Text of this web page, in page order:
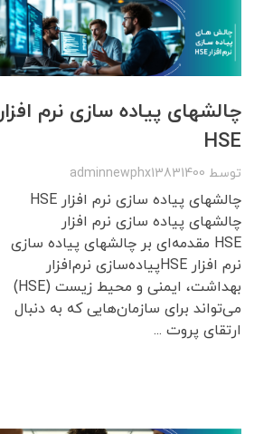
چالشهای پیاده سازی نرم افزار
HSE
توسط adminnewphx13831400
چالشهای پیاده سازی نرم افزار HSE
چالشهای پیاده سازی نرم افزار
HSE مقدمه‌ای بر چالشهای پیاده سازی
نرم افزار HSEپیاده‌سازی نرم‌افزار
بهداشت، ایمنی و محیط زیست (HSE)
می‌تواند برای سازمان‌هایی که به دنبال
ارتقای پروت ...